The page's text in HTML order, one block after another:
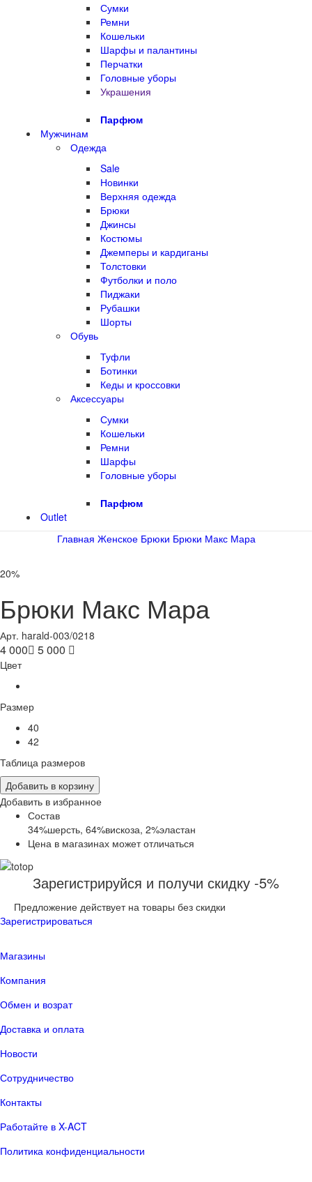
Сумки
Ремни
Кошельки
Шарфы и палантины
Перчатки
Головные уборы
Украшения
Парфюм
Мужчинам
Одежда
Sale
Новинки
Верхняя одежда
Брюки
Джинсы
Костюмы
Джемперы и кардиганы
Толстовки
Футболки и поло
Пиджаки
Рубашки
Шорты
Обувь
Туфли
Ботинки
Кеды и кроссовки
Аксессуары
Сумки
Кошельки
Ремни
Шарфы
Головные уборы
Парфюм
Outlet
Главная Женское Брюки Брюки Макс Мара
20%
Брюки Макс Мара
Арт. harald-003/0218
4 000 5 000 
Цвет
Размер
40
42
Таблица размеров
Добавить в корзину
Добавить в избранное
Состав
34%шерсть, 64%вискоза, 2%эластан
Цена в магазинах может отличаться
Зарегистрируйся и получи скидку -5%
Предложение действует на товары без скидки
Зарегистрироваться
Магазины
Компания
Обмен и возрат
Доставка и оплата
Новости
Сотрудничество
Контакты
Работайте в X-ACT
Политика конфиденциальности